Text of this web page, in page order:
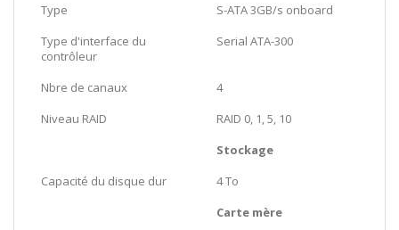
Type
S-ATA 3GB/s onboard
Type d'interface du
contrôleur
Serial ATA-300
Nbre de canaux
4
Niveau RAID
RAID 0, 1, 5, 10
Stockage
Capacité du disque dur
4 To
Carte mère